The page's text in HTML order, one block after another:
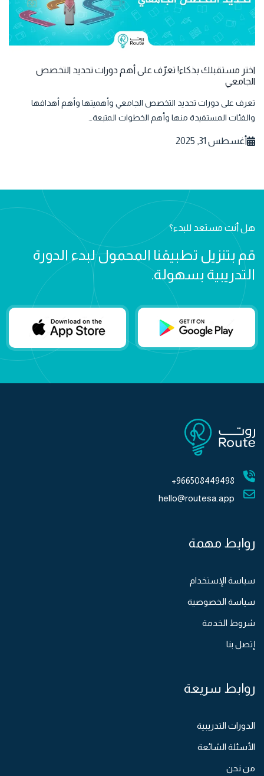
اختر مستقبلك بذكاء! تعرّف على أهم دورات تحديد التخصص
الجامعي
تعرف على دورات تحديد التخصص الجامعي وأهميتها وأهم أهدافها
والفئات المستفيدة منها وأهم الخطوات المتبعة…
أغسطس 31, 2025
هل أنت مستعد للبدء؟
قم بتنزيل تطبيقنا المحمول لبدء الدورة
التدريبية بسهولة.
966508449498+
hello@routesa.app
روابط مهمة
سياسة الإستخدام
سياسة الخصوصية
شروط الخدمة
إتصل بنا
روابط سريعة
الدورات التدريبية
الأسئلة الشائعة
من نحن